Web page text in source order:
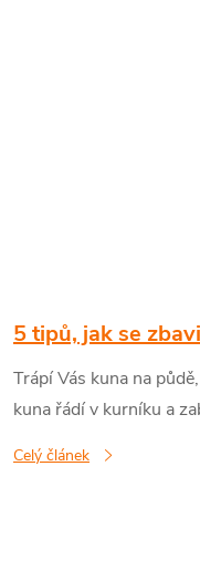
5 tipů, jak se
Trápí Vás kuna na
kuna řádí v kurníku a
Celý článek